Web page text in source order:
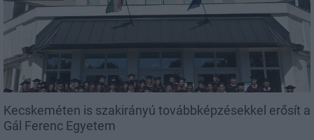
Kecskeméten is szakirányú továbbképzésekkel erősít a
Gál Ferenc Egyetem